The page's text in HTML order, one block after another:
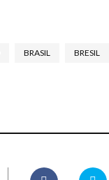
BRASIL BRESIL